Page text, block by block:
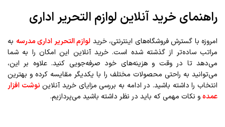
راهنمای خرید آنلاین لوازم التحریر اداری
امروزه با گسترش فروشگاه‌های اینترنتی، خرید لوازم التحریر اداری مدرسه به
مراتب ساده‌تر از گذشته شده است. خرید آنلاین این امکان را به شما
می‌دهد تا در وقت و هزینه‌های خود صرفه‌جویی کنید. علاوه بر این،
می‌توانید به راحتی محصولات مختلف را با یکدیگر مقایسه کرده و بهترین
انتخاب را داشته باشید. در ادامه به بررسی مزایای خرید آنلاین نوشت افزار
عمدهو نکات مهمی که باید در نظر داشته باشید می‌پردازیم.